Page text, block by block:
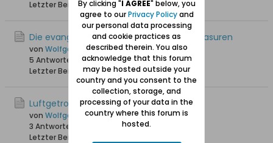
Letzter Beitrag 08.11.2017, 19:19
Die evangelische Kirche in Sorquitten / Masuren
von Wolfgang
5 Antworten
23.084 Hits0 Likes
Letzter Beitrag22.09.2017, 12:11
Luftgetrocknete Flundern
von Wolfgang
3 Antworten
0 Likes
Letzter Beitrag
By clicking "I AGREE" below, you
agree to ourPrivacy Policyand
our personal data processing
and cookie practices as
described therein. You also
acknowledge that this forum
may be hosted outside your
country and you consent to the
collection, storage, and
processing of your data in the
country where this forum is
hosted.